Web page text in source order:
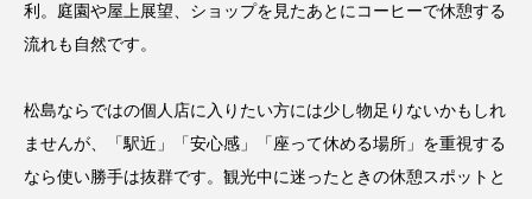
利。庭園や屋上展望、ショップを見たあとにコーヒーで休憩する
流れも自然です。
松島ならではの個人店に入りたい方には少し物足りないかもしれ
ませんが、「駅近」「安心感」「座って休める場所」を重視する
なら使い勝手は抜群です。観光中に迷ったときの休憩スポットと